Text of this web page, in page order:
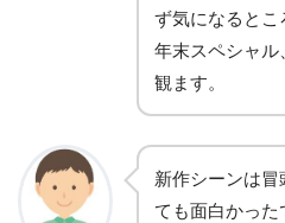
ず気になるとこ
年末スペシャ
観ます。
新作シーンは冒
ても面白かった